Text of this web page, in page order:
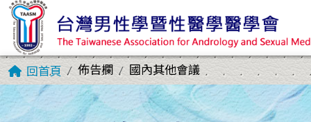
回首頁 佈告欄 國內其他會議